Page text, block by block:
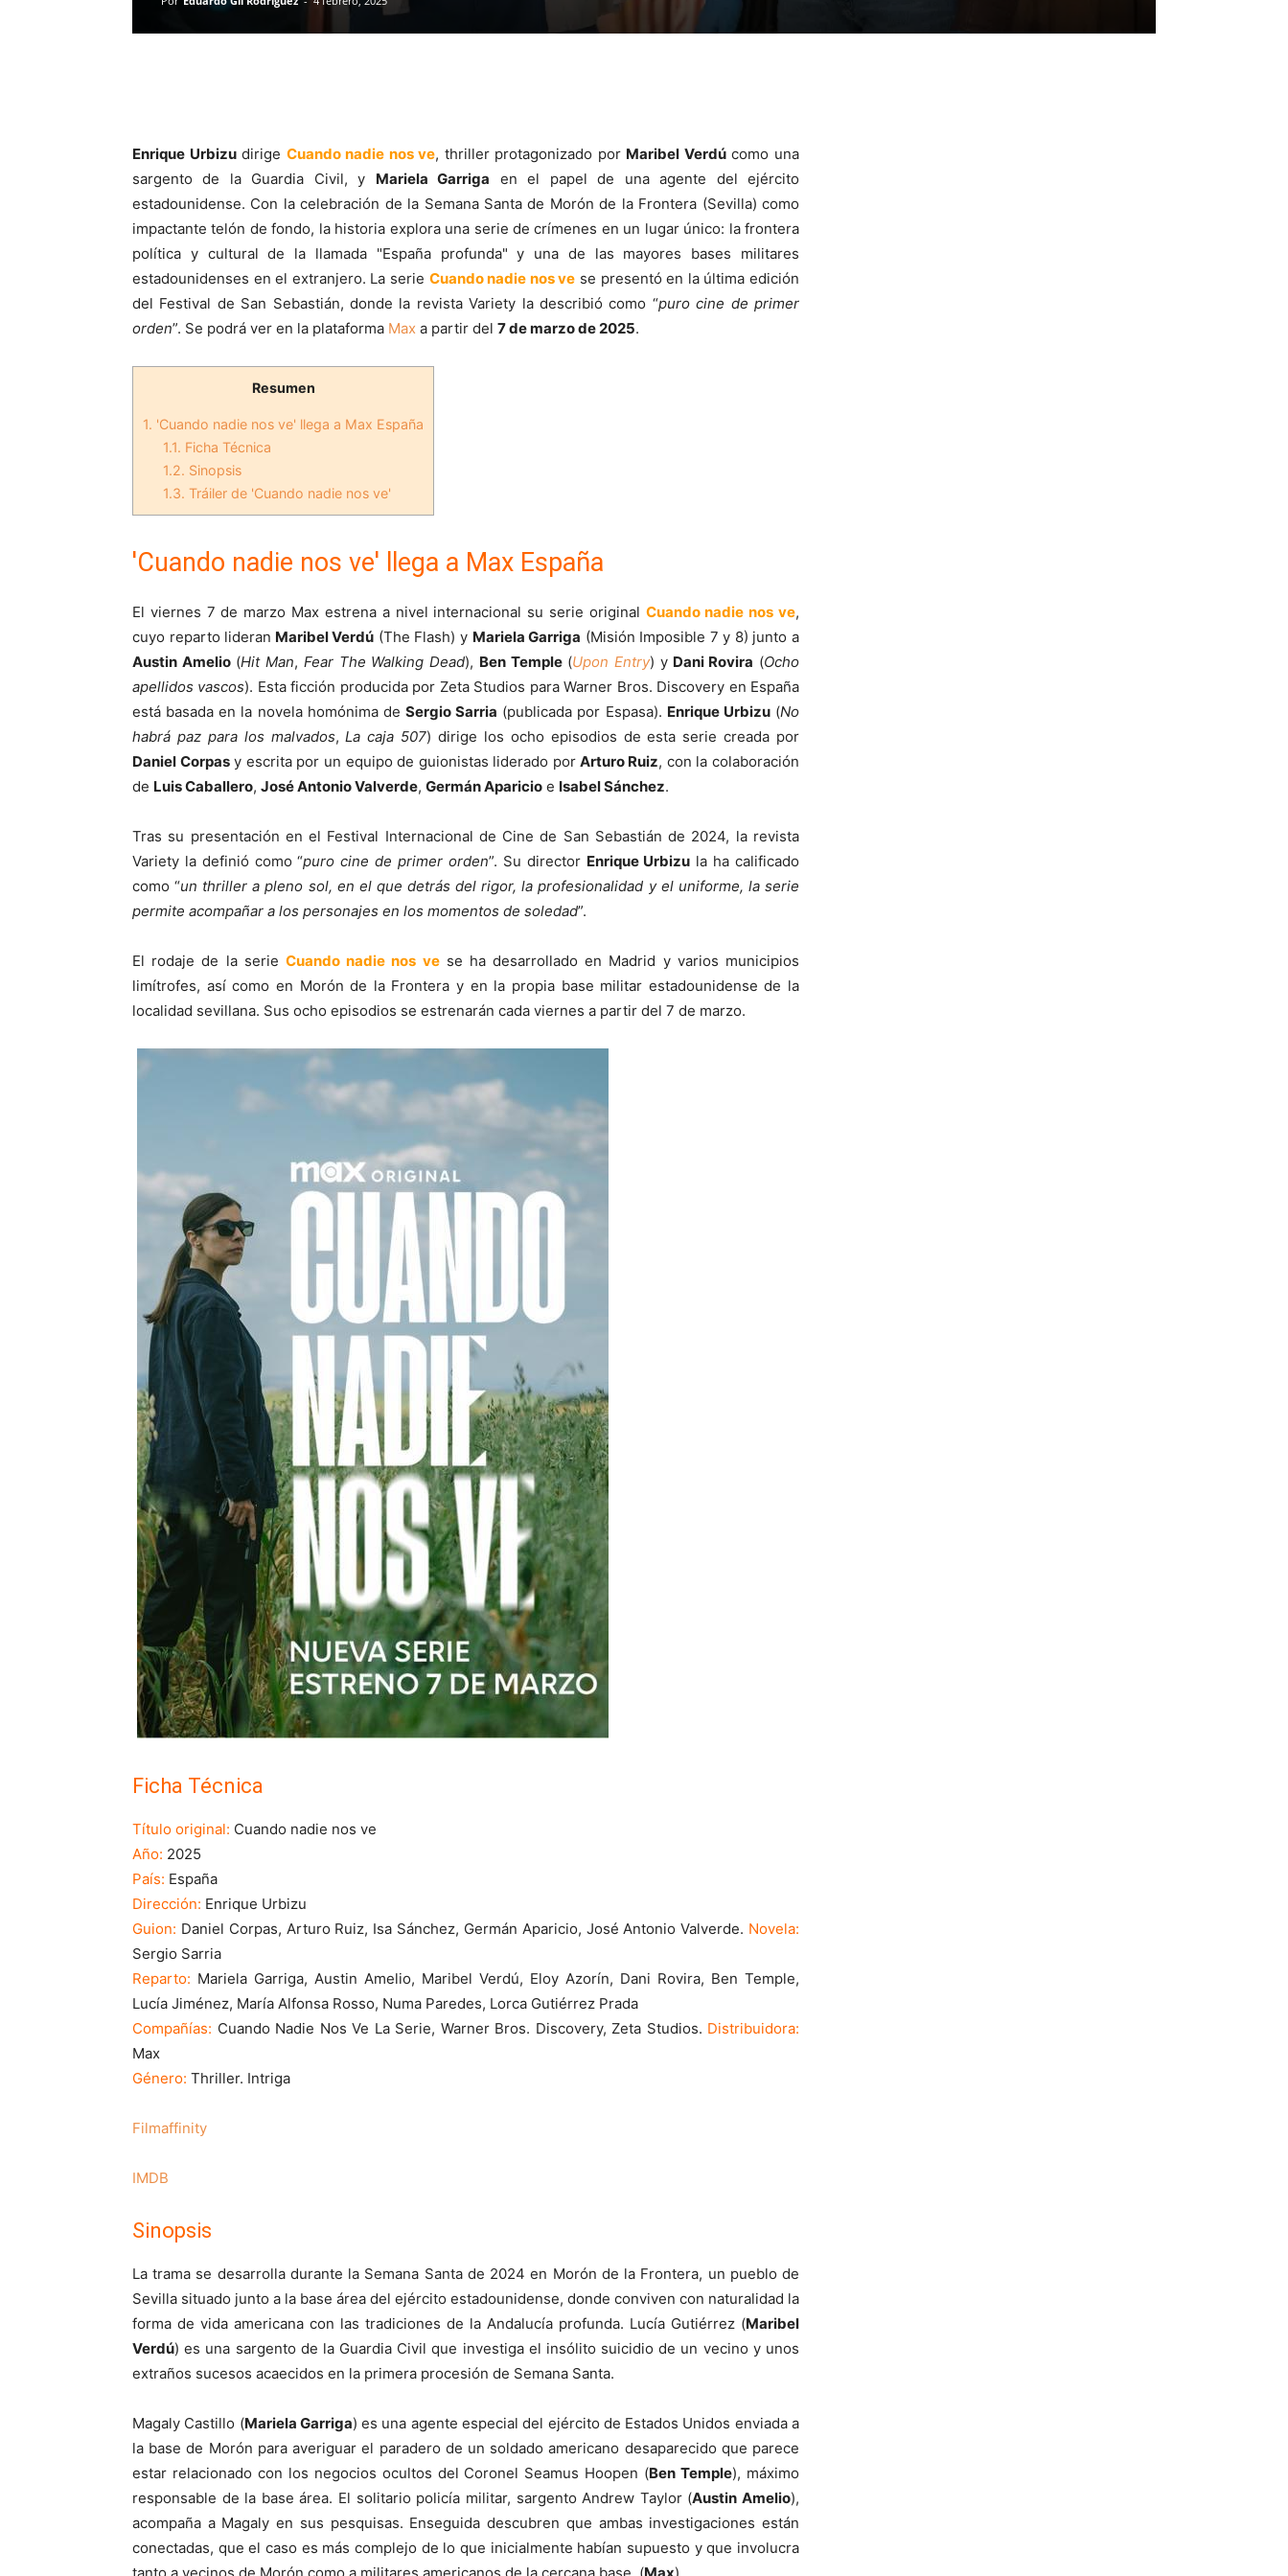
Enrique Urbizudirige Cuando nadie nos ve, thriller protagonizado por Maribel Verdúcomo una
sargento de la Guardia Civil, y Mariela Garriga en el papel de una agente del ejército
estadounidense. Con la celebración de la Semana Santa de Morón de la Frontera (Sevilla) como
impactante telón de fondo, la historia explora una serie de crímenes en un lugar único: la frontera
política y cultural de la llamada "España profunda" y una de las mayores bases militares
estadounidenses en el extranjero. La serie Cuando nadie nos ve se presentó en la última edición
del Festival de San Sebastián, donde la revista Variety la describió como “puro cine de primer
orden”. Se podrá ver en la plataforma Max a partir del 7 de marzo de 2025.
Resumen
1. 'Cuando nadie nos ve' llega a Max España
1.1. Ficha Técnica
1.2. Sinopsis
1.3. Tráiler de 'Cuando nadie nos ve'
'Cuando nadie nos ve' llega a Max España
El viernes 7 de marzo Max estrena a nivel internacional su serie original Cuando nadie nos ve,
cuyo reparto lideran Maribel Verdú (The Flash) y Mariela Garriga (Misión Imposible 7 y 8) junto a
Austin Amelio(Hit Man, Fear The Walking Dead), Ben Temple(Upon Entry) yDani Rovira (Ocho
apellidos vascos). Esta ficción producida por Zeta Studios para Warner Bros. Discovery en España
está basada en la novela homónima de Sergio Sarria (publicada por Espasa). Enrique Urbizu(No
habrá paz para los malvados,La caja 507) dirige los ocho episodios de esta serie creada por
Daniel Corpasy escrita por un equipo de guionistas liderado por Arturo Ruiz, con la colaboración
de Luis Caballero, José Antonio Valverde, Germán Aparicio e Isabel Sánchez.
Tras su presentación en el Festival Internacional de Cine de San Sebastián de 2024, la revista
Variety la definió como “puro cine de primer orden”. Su director Enrique Urbizu la ha calificado
como “un thriller a pleno sol, en el que detrás del rigor, la profesionalidad y el uniforme, la serie
permite acompañar a los personajes en los momentos de soledad”.
El rodaje de la serie Cuando nadie nos vese ha desarrollado en Madrid y varios municipios
limítrofes, así como en Morón de la Frontera y en la propia base militar estadounidense de la
localidad sevillana. Sus ocho episodios se estrenarán cada viernes a partir del 7 de marzo.
Ficha Técnica
Título original: Cuando nadie nos ve
Año: 2025
País: España
Dirección: Enrique Urbizu
Guion: Daniel Corpas, Arturo Ruiz, Isa Sánchez, Germán Aparicio, José Antonio Valverde. Novela:
Sergio Sarria
Reparto: Mariela Garriga, Austin Amelio, Maribel Verdú, Eloy Azorín, Dani Rovira, Ben Temple,
Lucía Jiménez, María Alfonsa Rosso, Numa Paredes, Lorca Gutiérrez Prada
Compañías: Cuando Nadie Nos Ve La Serie, Warner Bros. Discovery, Zeta Studios. Distribuidora:
Max
Género: Thriller. Intriga
Filmaffinity
IMDB
Sinopsis
La trama se desarrolla durante la Semana Santa de 2024 en Morón de la Frontera, un pueblo de
Sevilla situado junto a la base área del ejército estadounidense, donde conviven con naturalidad la
forma de vida americana con las tradiciones de la Andalucía profunda. Lucía Gutiérrez (Maribel
Verdú) es una sargento de la Guardia Civil que investiga el insólito suicidio de un vecino y unos
extraños sucesos acaecidos en la primera procesión de Semana Santa.
Magaly Castillo (Mariela Garriga) es una agente especial del ejército de Estados Unidos enviada a
la base de Morón para averiguar el paradero de un soldado americano desaparecido que parece
estar relacionado con los negocios ocultos del Coronel Seamus Hoopen (Ben Temple), máximo
responsable de la base área. El solitario policía militar, sargento Andrew Taylor (Austin Amelio),
acompaña a Magaly en sus pesquisas. Enseguida descubren que ambas investigaciones están
conectadas, que el caso es más complejo de lo que inicialmente habían supuesto y que involucra